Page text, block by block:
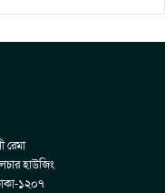
রেমা
হাউজিং
১২০৭